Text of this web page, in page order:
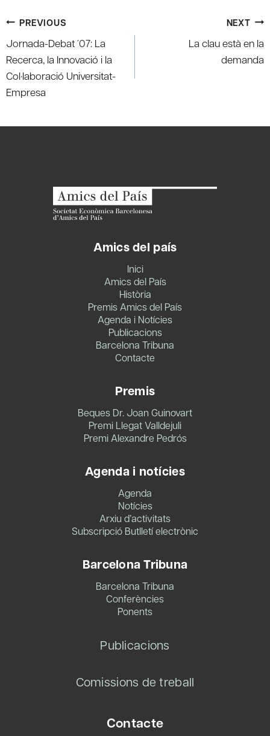
Post
navigation
PREVIOUS
Jornada-Debat ´07: La
Recerca, la Innovació i la
Col·laboració Universitat-
Empresa
NEXT
La clau està en la
demanda
Amics del país
Inici
Amics del País
Història
Premis Amics del País
Agenda i Notícies
Publicacions
Barcelona Tribuna
Contacte
Premis
Beques Dr. Joan Guinovart
Premi Llegat Valldejuli
Premi Alexandre Pedrós
Agenda i notícies
Agenda
Notícies
Arxiu d’activitats
Subscripció Butlletí electrònic
Barcelona Tribuna
Barcelona Tribuna
Conferències
Ponents
Publicacions
Comissions de treball
Contacte